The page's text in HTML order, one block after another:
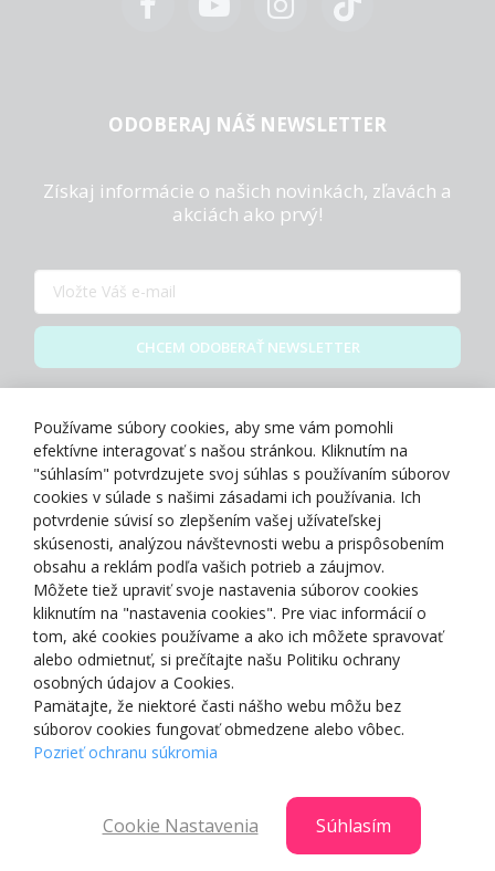
ODOBERAJ NÁŠ NEWSLETTER
Získaj informácie o našich novinkách, zľavách a
akciách ako prvý!
CHCEM ODOBERAŤ NEWSLETTER
O NÁS
NAKUPOVANIE
ZÁKAZNÍCKA ZÓNA
NAŠE OCENENIA
© 2025 Smartshop
Používame súbory cookies, aby sme vám pomohli
efektívne interagovať s našou stránkou. Kliknutím na
"súhlasím" potvrdzujete svoj súhlas s používaním súborov
cookies v súlade s našimi zásadami ich používania. Ich
potvrdenie súvisí so zlepšením vašej užívateľskej
skúsenosti, analýzou návštevnosti webu a prispôsobením
obsahu a reklám podľa vašich potrieb a záujmov.
Môžete tiež upraviť svoje nastavenia súborov cookies
kliknutím na "nastavenia cookies". Pre viac informácií o
tom, aké cookies používame a ako ich môžete spravovať
alebo odmietnuť, si prečítajte našu Politiku ochrany
osobných údajov a Cookies.
Pamätajte, že niektoré časti nášho webu môžu bez
súborov cookies fungovať obmedzene alebo vôbec.
Pozrieť ochranu súkromia
Cookie Nastavenia Súhlasím